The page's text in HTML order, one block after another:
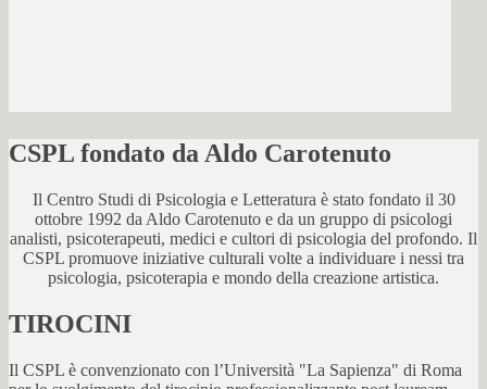
CSPL fondato da Aldo Carotenuto
Il Centro Studi di Psicologia e Letteratura è stato fondato il 30
ottobre 1992 da Aldo Carotenuto e da un gruppo di psicologi
analisti, psicoterapeuti, medici e cultori di psicologia del profondo. Il
CSPL promuove iniziative culturali volte a individuare i nessi tra
psicologia, psicoterapia e mondo della creazione artistica.
TIROCINI
Il CSPL è convenzionato con l’Università "La Sapienza" di Roma